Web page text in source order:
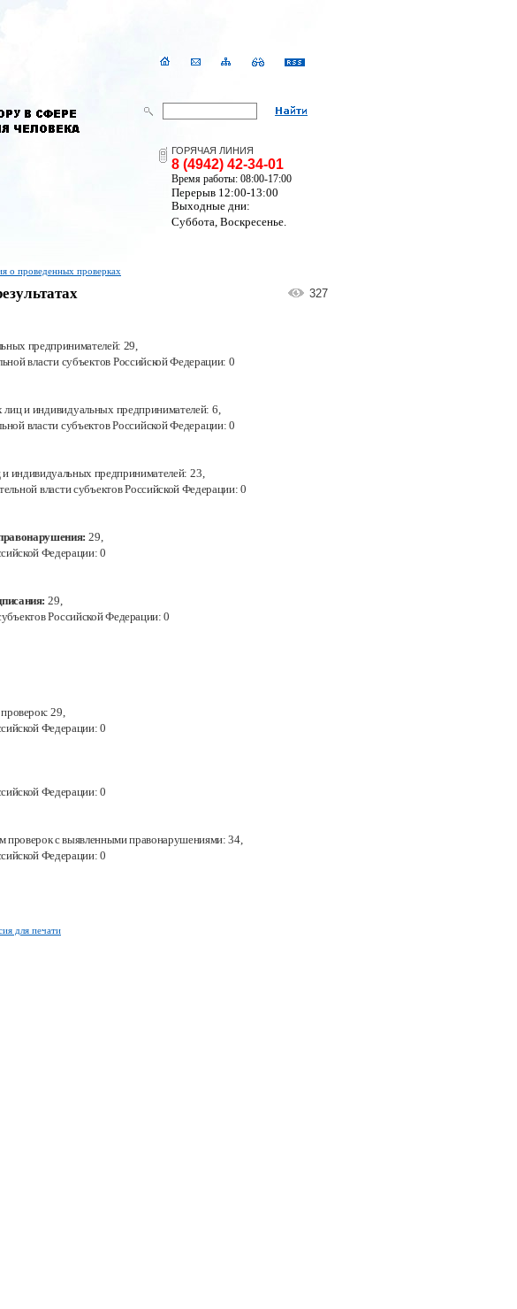
ГОРЯЧАЯ ЛИНИЯ
8 (4942) 42-34-01
Время работы: 08:00-17:00
Перерыв 12:00-13:00
Выходные дни:
Суббота, Воскресенье.
о проведенных проверках
327
предпринимателей: 29,
власти субъектов Российской Федерации: 0
и индивидуальныхпредпринимателей: 6,
власти субъектов Российской Федерации:0
индивидуальных предпринимателей: 23,
власти субъектовРоссийской Федерации:0
29,
Федерации: 0
29,
РоссийскойФедерации:0
проверок:29,
Федерации: 0
Федерации: 0
проверок с выявленными правонарушениями: 34,
Федерации: 0
для печати